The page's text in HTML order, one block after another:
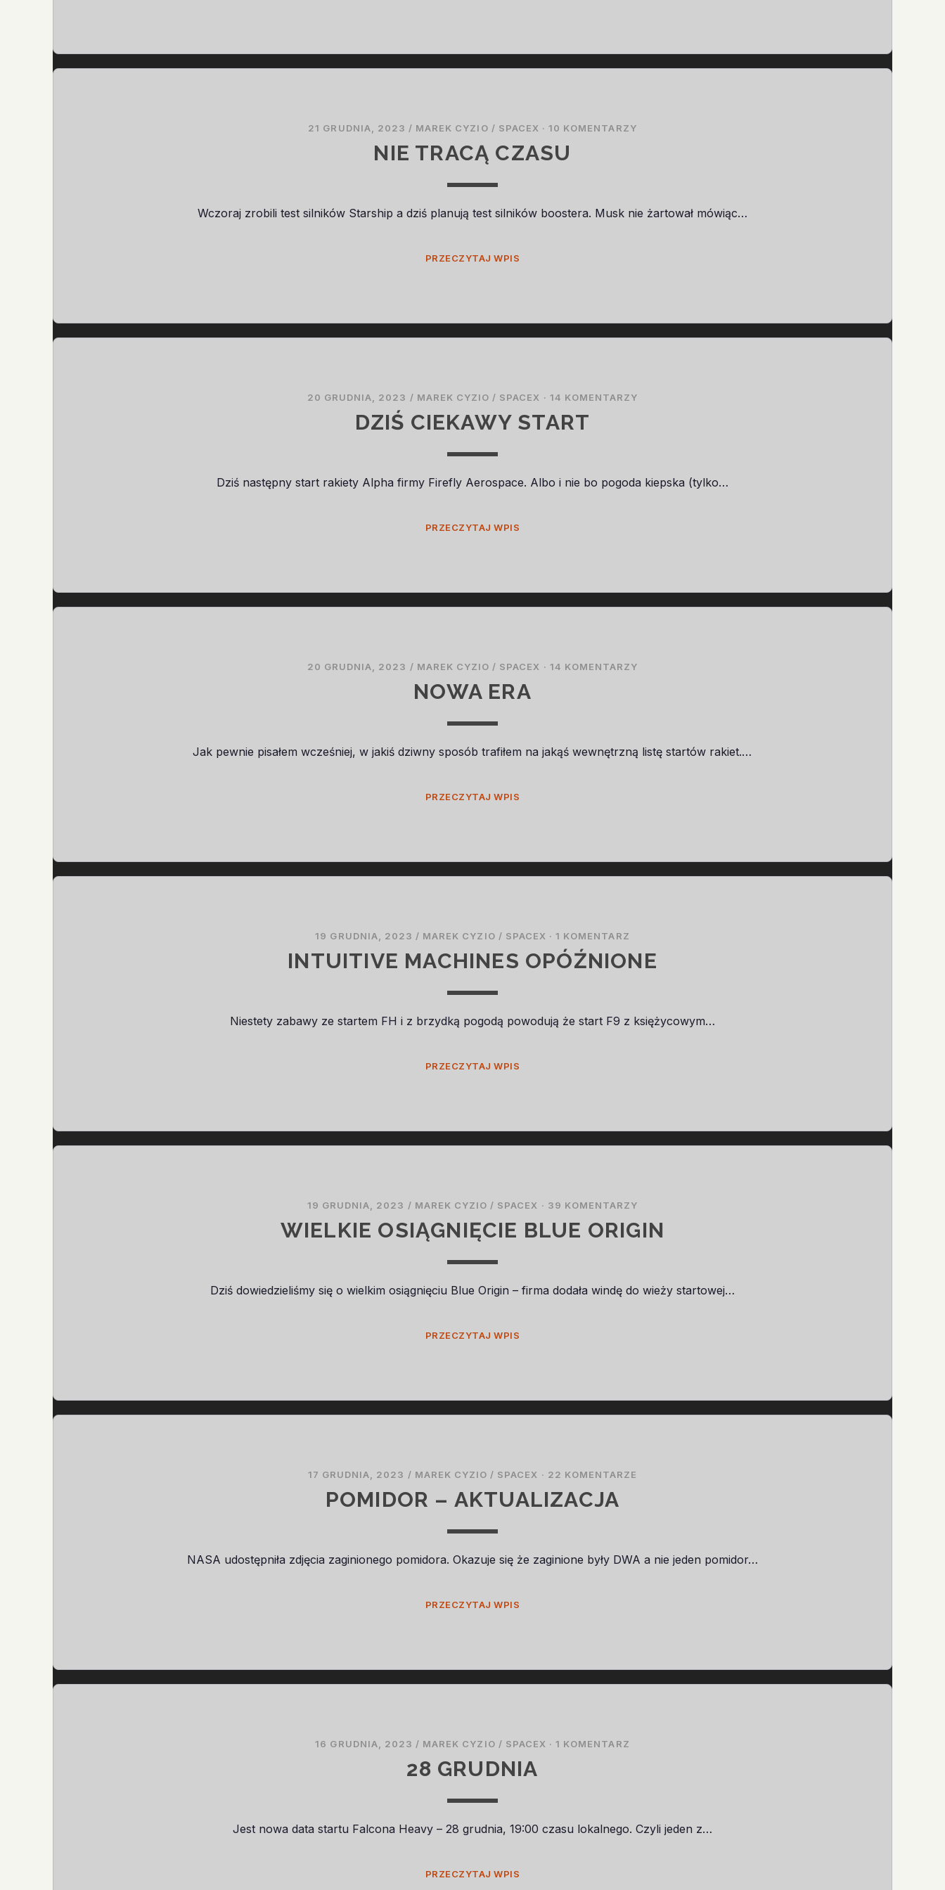
21 GRUDNIA, 2023 / MAREK CYZIO / SPACEX ·10 KOMENTARZY
NIE TRACĄ CZASU
Wczoraj zrobili test silników Starship a dziś planują test silników boostera. Musk nie żartował mówiąc…
PRZECZYTAJ WPIS
20 GRUDNIA, 2023 / MAREK CYZIO / SPACEX · 14 KOMENTARZY
DZIŚ CIEKAWY START
Dziś następny start rakiety Alpha firmy Firefly Aerospace. Albo i nie bo pogoda kiepska (tylko…
PRZECZYTAJ WPIS
20 GRUDNIA, 2023 / MAREK CYZIO / SPACEX · 14 KOMENTARZY
NOWA ERA
Jak pewnie pisałem wcześniej, w jakiś dziwny sposób trafiłem na jakąś wewnętrzną listę startów rakiet.…
PRZECZYTAJ WPIS
19 GRUDNIA, 2023 / MAREK CYZIO / SPACEX ·1 KOMENTARZ
INTUITIVE MACHINES OPÓŹNIONE
Niestety zabawy ze startem FH i z brzydką pogodą powodują że start F9 z księżycowym…
PRZECZYTAJ WPIS
19 GRUDNIA, 2023 / MAREK CYZIO / SPACEX · 39 KOMENTARZY
WIELKIE OSIĄGNIĘCIE BLUE ORIGIN
Dziś dowiedzieliśmy się o wielkim osiągnięciu Blue Origin – firma dodała windę do wieży startowej…
PRZECZYTAJ WPIS
17 GRUDNIA, 2023 / MAREK CYZIO / SPACEX · 22 KOMENTARZE
POMIDOR – AKTUALIZACJA
NASA udostępniła zdjęcia zaginionego pomidora. Okazuje się że zaginione były DWA a nie jeden pomidor…
PRZECZYTAJ WPIS
16 GRUDNIA, 2023 / MAREK CYZIO / SPACEX ·1 KOMENTARZ
28 GRUDNIA
Jest nowa data startu Falcona Heavy – 28 grudnia, 19:00 czasu lokalnego. Czyli jeden z…
PRZECZYTAJ WPIS